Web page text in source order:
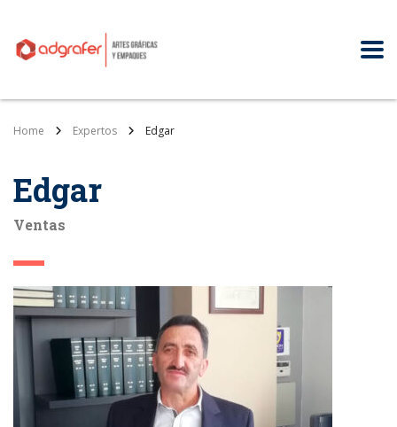
Home Expertos Edgar
Edgar
Ventas